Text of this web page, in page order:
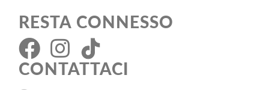
RESTA CONNESSO
CONTATTACI